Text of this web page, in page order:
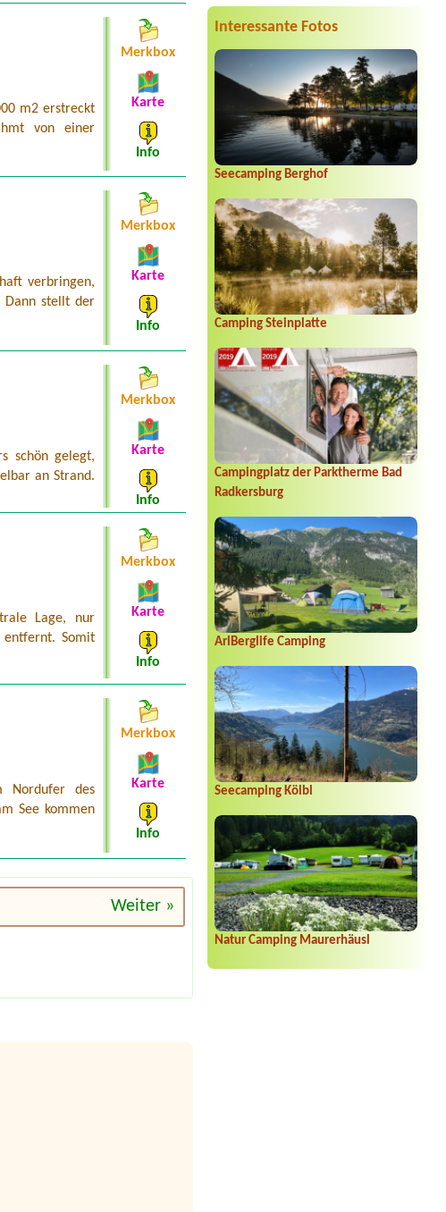
1x Platz PKW mit Dachzeltnein
Claudiasee
1 Zelt, 2 Personen
Termin ab 2026-08-04 |Camping am
Badesee
1 Zeltplatz 2 Personen 1 Auto1
Zeltplatz 2 Personen 1 Auto
Termin ab 2026-07-24 |Camping
Heiterwanger See
Termin ab 2026-08-01 | Camping
Temel
1x place for tent and 4 person
Termin ab 2026-08-22 |Camping
Mexico am Bodensee
1 Stellplatz für Wohwagen ca 7 m
Deichsellänge
Interessante Fotos
Seecamping Berghof
Camping Steinplatte
Campingplatz der Parktherme Bad
Radkersburg
ArlBerglife Camping
Seecamping Kölbl
Natur Camping Maurerhäusl
m2 erstreckt
von einer
Merkbox
Karte
Info
verbringen,
Dann stellt der
Merkbox
Karte
Info
schön gelegt,
an Strand.
Merkbox
Karte
Info
Lage, nur
Somit
Merkbox
Karte
Info
Nordufer des
See kommen
Merkbox
Karte
Info
Weiter »